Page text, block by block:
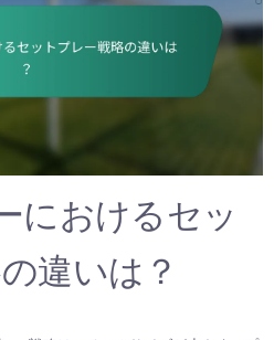
におけるセッ
違いは？